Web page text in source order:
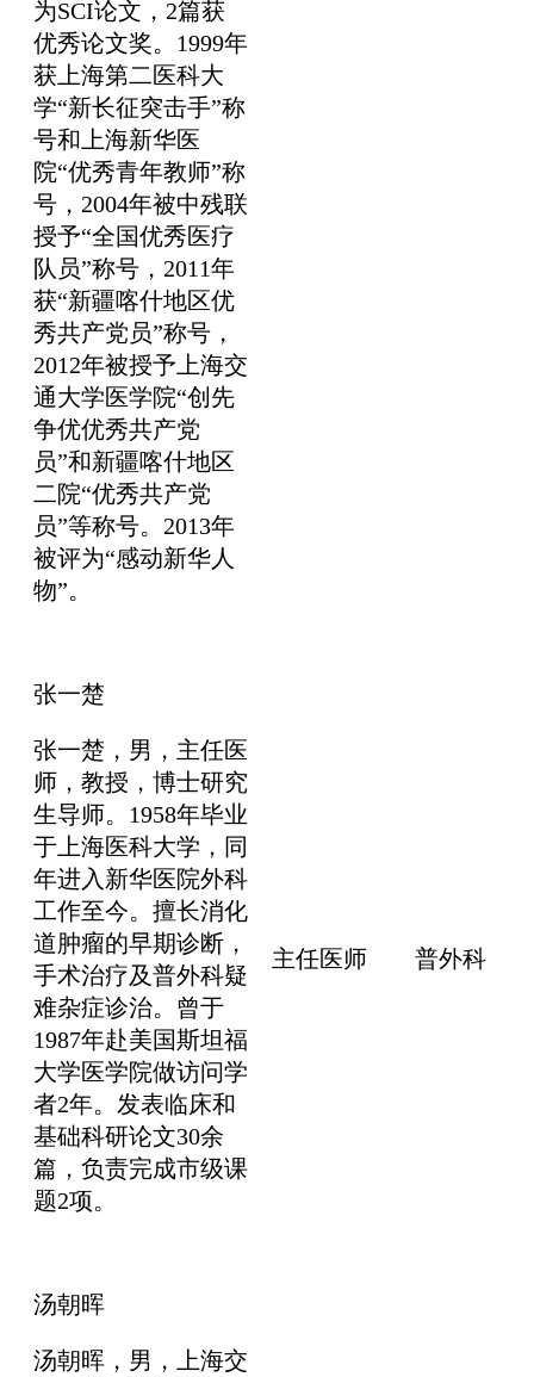
为SCI论文，2篇获
优秀论文奖。1999年
获上海第二医科大
学“新长征突击手”称
号和上海新华医
院“优秀青年教师”称
号，2004年被中残联
授予“全国优秀医疗
队员”称号，2011年
获“新疆喀什地区优
秀共产党员”称号，
2012年被授予上海交
通大学医学院“创先
争优优秀共产党
员”和新疆喀什地区
二院“优秀共产党
员”等称号。2013年
被评为“感动新华人
物”。
张一楚
张一楚，男，主任医
师，教授，博士研究
生导师。1958年毕业
于上海医科大学，同
年进入新华医院外科
工作至今。擅长消化
道肿瘤的早期诊断，
手术治疗及普外科疑
难杂症诊治。曾于
1987年赴美国斯坦福
大学医学院做访问学
者2年。发表临床和
基础科研论文30余
篇，负责完成市级课
题2项。
主任医师 普外科
汤朝晖
汤朝晖，男，上海交